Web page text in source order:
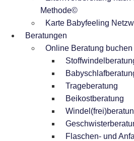
Methode©
Karte Babyfeeling
Beratungen
Online Beratung buchen
Trageberatung
Beikostberatung
Flaschen- und